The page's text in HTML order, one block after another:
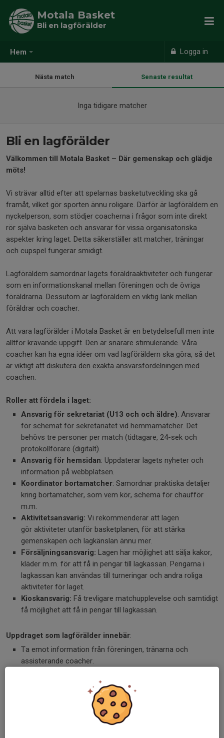
Hem Logga in
Motala Basket
Bli en lagförälder
Nästa match Senaste resultat
Inga tidigare matcher
Bli en lagförälder
Välkommen till Motala Basket – Där gemenskap och glädje
möts!
Vi strävar alltid efter att spelarnas basketutveckling ska gå
framåt, vilket gör sporten ännu roligare. Därför är lagföräldern en
nyckelperson, som stödjer coacherna i frågor som inte direkt
rör själva basketen och ansvarar för vissa organisatoriska
aspekter kring laget. Detta säkerställer att matcher, träningar
och cupspel fungerar smidigt.
Lagföräldern samordnar lagets föräldraaktiviteter och fungerar
som en informationskanal mellan föreningen och de övriga
föräldrarna. Dessutom är lagföräldern en viktig länk mellan
föräldrar och coacher.
Att vara lagförälder i Motala Basket är en betydelsefull men inte
alltför krävande uppgift. Den är snarare stimulerande. Våra
coacher kan ha egna idéer om vad lagföräldern ska göra, så det
är viktigt att diskutera den exakta ansvarsfördelningen med
coachen.
Roller att fördela i laget:
Ansvarig för sekretariat (U13 och och äldre): Ansvarar
för schemat för sekretariatet vid hemmamatcher. Det
behövs tre personer per match (tidtagare, 24-sek och
protokollförare (digitalt).
Ansvarig för hemsidan: Uppdaterar lagets nyheter och
information på webbplatsen.
Koordinator bortamatcher: Samordnar praktiska detaljer
kring bortamatcher, som vem kör, schema för chaufför
m.m.
Aktivitetsansvarig: Vi rekommenderar att lagen
gör aktiviteter utanför basketplanen, för att stärka
gemenskapen och lagkänslan ännu mer.
Försäljningsansvarig: Lagen har möjlighet att sälja kakor,
kläder m.m. för att få in pengar till lagkassan. Pengarna i
lagkassan kan användas till turneringar och andra roliga
aktiviteter för laget.
Kioskansvarig: Få trevligare matchupplevelse och samtidigt
få möjlighet att få in pengar till lagkassan.
Uppdraget som lagförälder innebär:
Ta emot information från föreningen, tränarna och
assisterande coacher.
cuper till föräldragruppen.
Hjälpa till med bemanning av sekretariat vid hemmamatcher.
Organisera samåkning till matcher, cuper och andra